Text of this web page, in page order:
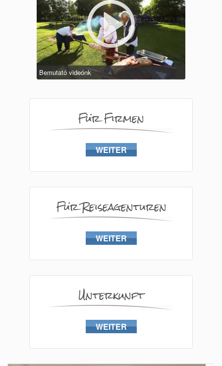
Bemutató videónk
Für Firmen
WEITER
Für Reiseagenturen
WEITER
Unterkunft
WEITER